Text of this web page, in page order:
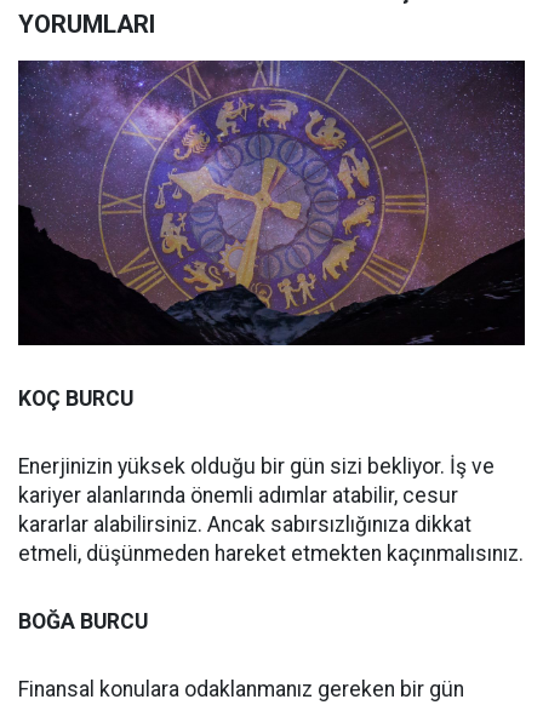
YORUMLARI
KOÇ BURCU
Enerjinizin yüksek olduğu bir gün sizi bekliyor. İş ve
kariyer alanlarında önemli adımlar atabilir, cesur
kararlar alabilirsiniz. Ancak sabırsızlığınıza dikkat
etmeli, düşünmeden hareket etmekten kaçınmalısınız.
BOĞA BURCU
Finansal konulara odaklanmanız gereken bir gün